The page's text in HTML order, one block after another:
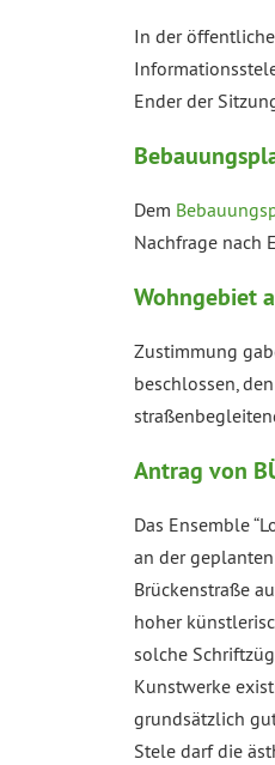
In der
Ender der
Dem
Nachfrage nach
Wohngebiet
Zustimmung
beschlossen,
Antrag von
Das Ensemble
an der
Brückenstraße
hoher
solche
Kunstwerke
grundsätzlich
Stele darf die